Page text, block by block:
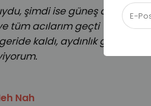
şimdi ise güneş açtı
tüm acılarım geçti
kaldı, aydınlık günler geldi
Nah